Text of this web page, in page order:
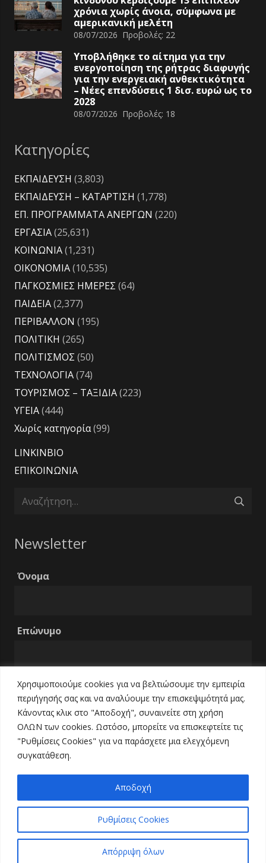
Χρησιμοποιούμε cookies για να βελτιώσουμε την εμπειρία
περιήγησής σας και να αναλύουμε την επισκεψιμότητά μας.
Κάνοντας κλικ στο "Αποδοχή", συναινείτε στη χρήση
ΟΛΩΝ των cookies. Ωστόσο, μπορείτε να επισκεφτείτε τις
"Ρυθμίσεις Cookies" για να παράσχετε μια ελεγχόμενη
συγκατάθεση.
Ρυθμίσεις Cookies
Απόρριψη όλων
Αποδοχή
χρόνια χωρίς άνοια, σύμφωνα με
αμερικανική μελέτη
08/07/2026 Προβολές: 22
Υποβλήθηκε το αίτημα για την
ενεργοποίηση της ρήτρας διαφυγής
για την ενεργειακή ανθεκτικότητα
– Νέες επενδύσεις 1 δισ. ευρώ ως το
2028
08/07/2026 Προβολές: 18
Κατηγορίες
ΕΚΠΑΙΔΕΥΣΗ (3,803)
ΕΚΠΑΙΔΕΥΣΗ – ΚΑΤΑΡΤΙΣΗ (1,778)
ΕΠ. ΠΡΟΓΡΑΜΜΑΤΑ ΑΝΕΡΓΩΝ (220)
ΕΡΓΑΣΙΑ(25,631)
ΚΟΙΝΩΝΙΑ(1,231)
ΟΙΚΟΝΟΜΙΑ(10,535)
ΠΑΓΚΟΣΜΙΕΣ ΗΜΕΡΕΣ (64)
ΠΑΙΔΕΙΑ(2,377)
ΠΕΡΙΒΑΛΛΟΝ (195)
ΠΟΛΙΤΙΚΗ (265)
ΠΟΛΙΤΙΣΜΟΣ (50)
ΤΕΧΝΟΛΟΓΙΑ(74)
ΤΟΥΡΙΣΜΟΣ – ΤΑΞΙΔΙΑ(223)
ΥΓΕΙΑ(444)
Χωρίς κατηγορία(99)
LINKINBIO
ΕΠΙΚΟΙΝΩΝΙΑ
Αναζήτηση
Newsletter
Όνομα
Επώνυμο
Email
Τηλέφωνο
© 2021 All Rights Reserved.